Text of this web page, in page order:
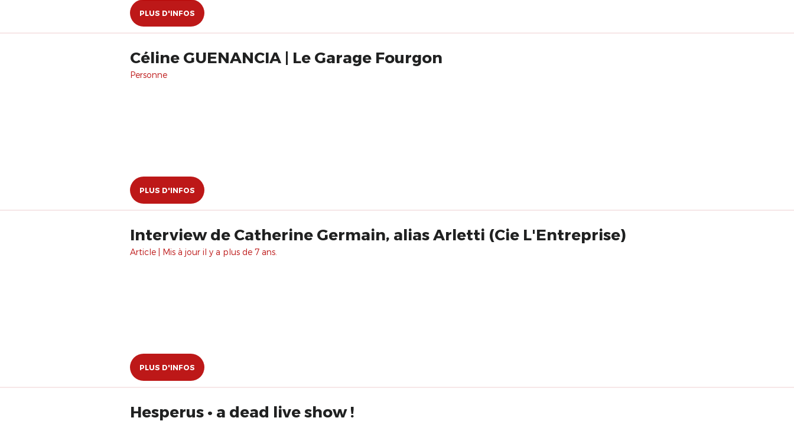
PLUS D'INFOS
Céline GUENANCIA | Le Garage Fourgon
Personne
PLUS D'INFOS
Interview de Catherine Germain, alias Arletti (Cie L'Entreprise)
Article | Mis à jour il y a plus de 7 ans.
PLUS D'INFOS
Hesperus • a dead live show !